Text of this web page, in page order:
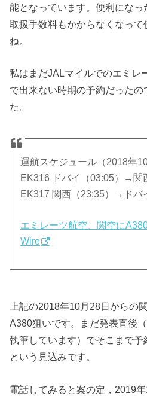
能となっています。便利にな
取扱手数料もかからなくなっ
ね。
私はまだJALマイルでのエミレ
で出来ない時期の予約だった
た。
運航スケジュール（2018年
EK316 ドバイ（03:05）→関
EK317 関西（23:35）→ドバ
エミレーツ航空、関空に
Wire
上記の2018年10月28日からの
A380狙いです。まだ発表直後
執筆しています）でそこまで予
という見込みです。
電話してみると案の定，2019